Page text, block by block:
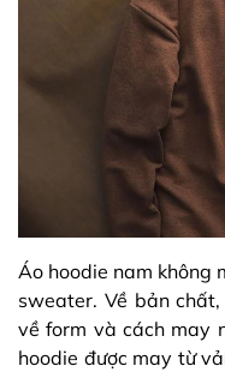
Áo hoodie nam không
sweater. Về bản
về form và cách may
hoodie được may từ